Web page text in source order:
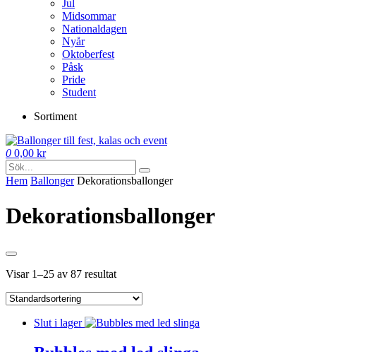
Jul
Midsommar
Nationaldagen
Nyår
Oktoberfest
Påsk
Pride
Student
Sortiment
0 0,00 kr
Hem Ballonger Dekorations­ballonger
Dekorations­ballonger
Visar 1–25 av 87 resultat
Slut i lager